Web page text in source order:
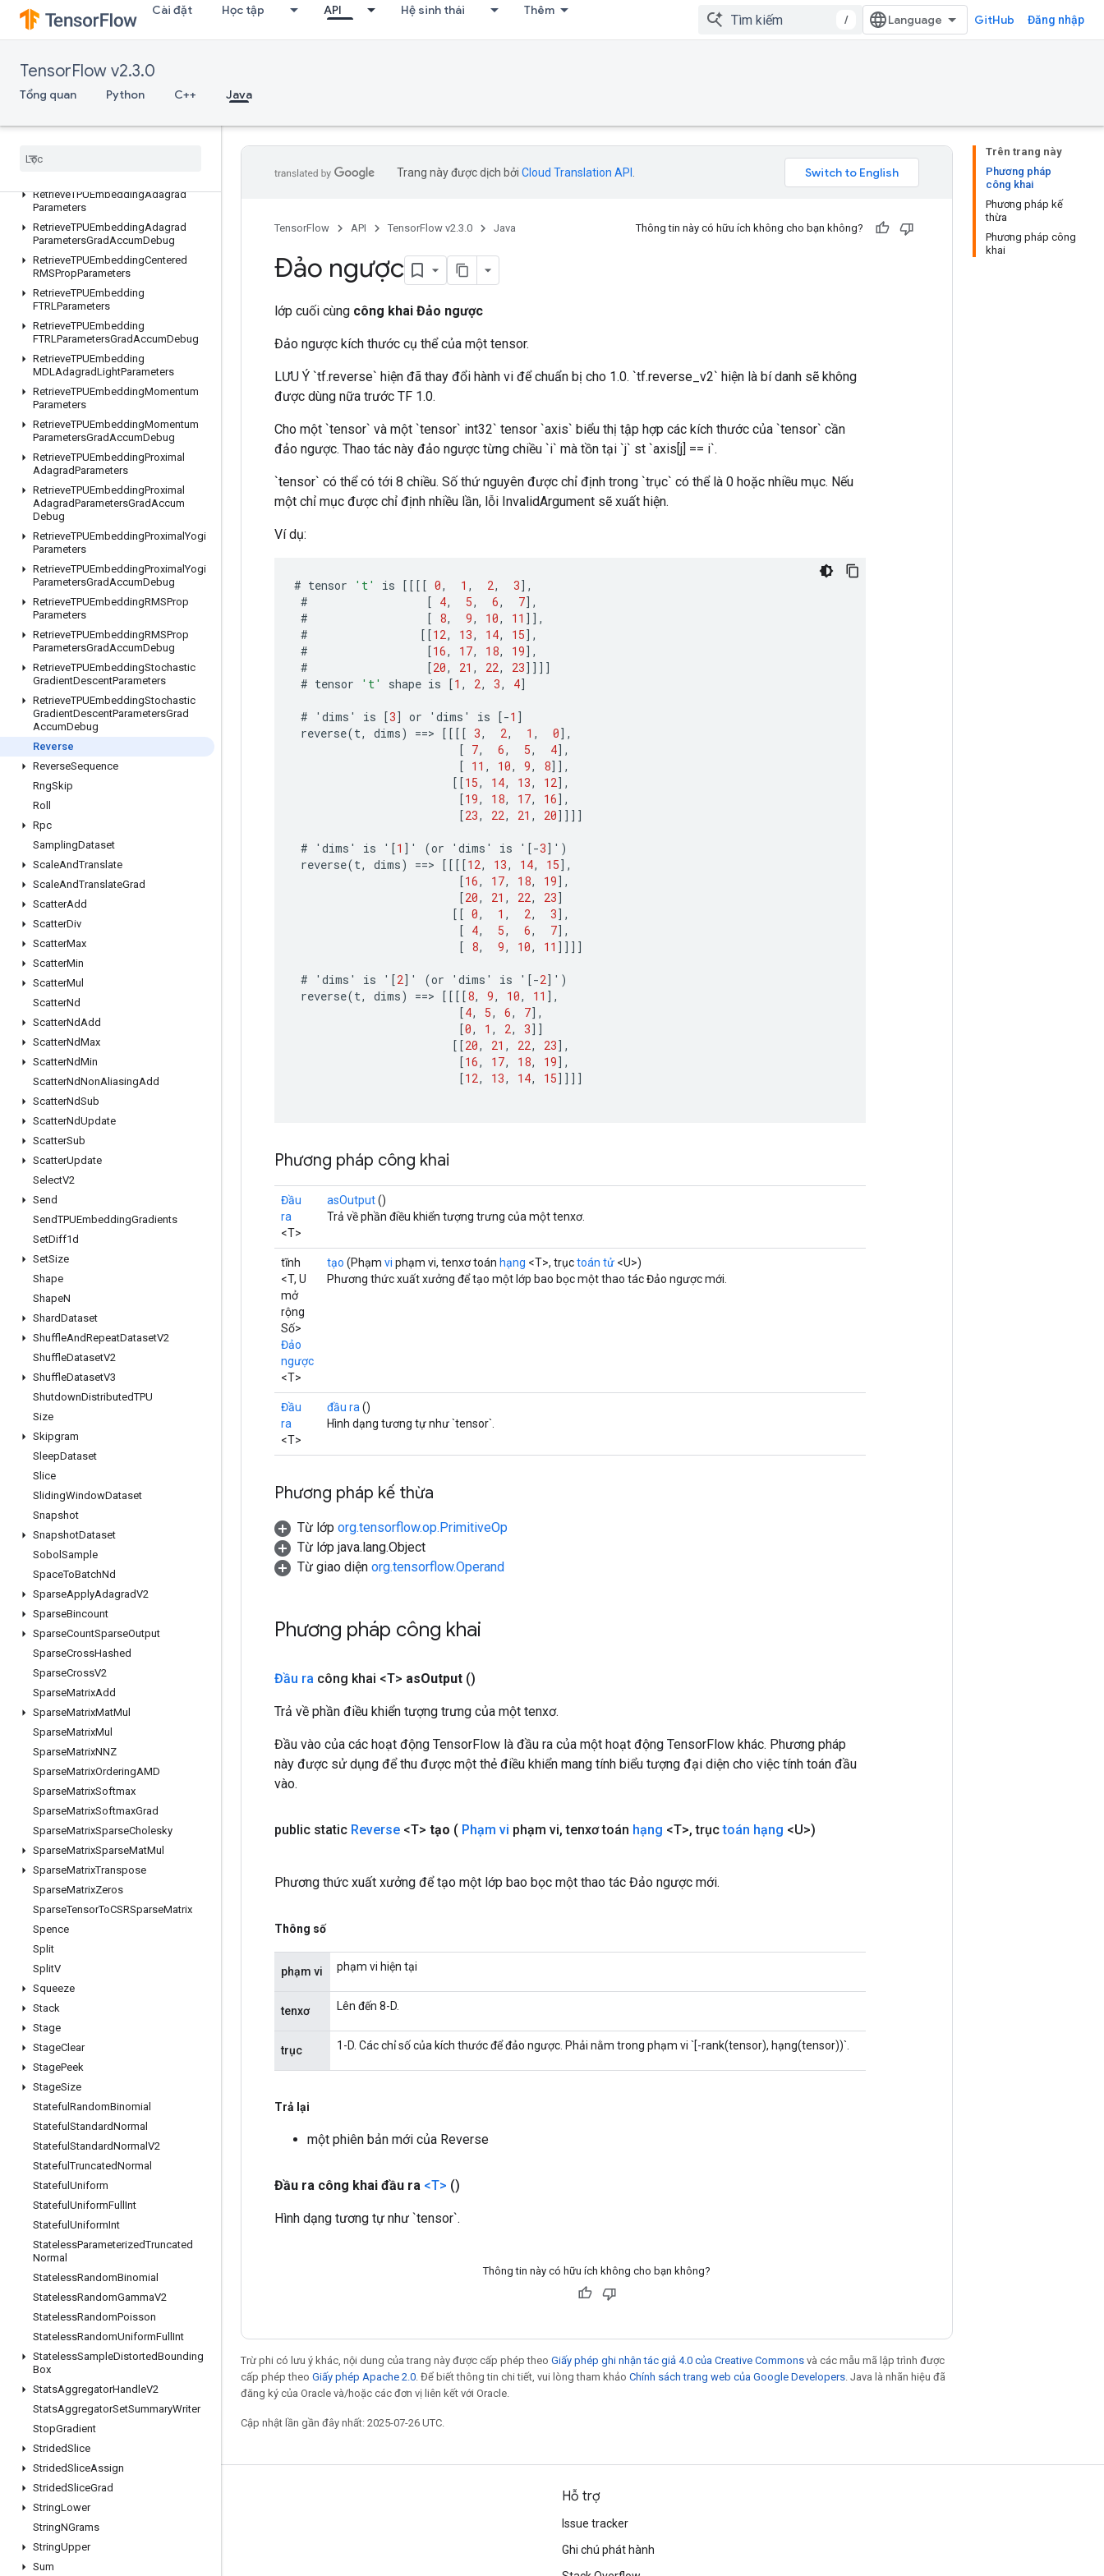
Cài đặt Học tập API Hệ sinh thái Thêm
/ GitHub Đăng nhập
TensorFlow v2.3.0
Tổng quan Python C++ Java
ResourceScatterUpdate
ResourceSparseApplyAdagradV2
ResourceStridedSliceAssign
RetrieveTPUEmbeddingADAMParameters
RetrieveTPUEmbeddingAdadelta
Retrieve
RetrieveTPUEmbeddingAdagrad
Parameters
RetrieveTPUEmbeddingAdagrad
ParametersGradAccumDebug
RetrieveTPUEmbeddingCentered
RMSPropParameters
RetrieveTPUEmbedding
FTRLParameters
RetrieveTPUEmbedding
FTRLParametersGradAccumDebug
RetrieveTPUEmbedding
MDLAdagradLightParameters
RetrieveTPUEmbeddingMomentum
Parameters
RetrieveTPUEmbeddingMomentum
ParametersGradAccumDebug
RetrieveTPUEmbeddingProximal
AdagradParameters
RetrieveTPUEmbeddingProximal
AdagradParametersGradAccum
Debug
RetrieveTPUEmbeddingProximalYogi
Parameters
RetrieveTPUEmbeddingProximalYogi
ParametersGradAccumDebug
RetrieveTPUEmbeddingRMSProp
Parameters
RetrieveTPUEmbeddingRMSProp
ParametersGradAccumDebug
RetrieveTPUEmbeddingStochastic
GradientDescentParameters
RetrieveTPUEmbeddingStochastic
GradientDescentParametersGrad
AccumDebug
Reverse
ReverseSequence
RngSkip
Roll
Rpc
SamplingDataset
ScaleAndTranslate
ScaleAndTranslateGrad
ScatterAdd
ScatterDiv
ScatterMax
ScatterMin
ScatterMul
ScatterNd
ScatterNdAdd
ScatterNdMax
ScatterNdMin
ScatterNdNonAliasingAdd
ScatterNdSub
ScatterNdUpdate
ScatterSub
ScatterUpdate
SelectV2
Send
SendTPUEmbeddingGradients
SetDiff1d
SetSize
Shape
ShapeN
ShardDataset
ShuffleAndRepeatDatasetV2
ShuffleDatasetV2
ShuffleDatasetV3
ShutdownDistributedTPU
Size
Skipgram
SleepDataset
Slice
SlidingWindowDataset
Snapshot
SnapshotDataset
Sobol Sample
SpaceToBatchNd
SparseApplyAdagradV2
SparseBincount
SparseCountSparseOutput
SparseCrossHashed
SparseCrossV2
SparseMatrixAdd
SparseMatrixMatMul
SparseMatrixMul
SparseMatrixNNZ
SparseMatrixOrderingAMD
SparseMatrixSoftmax
SparseMatrixSoftmaxGrad
SparseMatrixSparseCholesky
SparseMatrixSparseMatMul
SparseMatrixTranspose
SparseMatrixZeros
SparseTensorToCSRSparseMatrix
Spence
Split
SplitV
Squeeze
Stack
Stage
StageClear
StagePeek
StageSize
Stateful RandomBinomial
Stateful StandardNormal
Stateful StandardNormal V2
StatefulTruncatedNormal
Stateful Uniform
Stateful UniformFull Int
Stateful UniformInt
StatelessParameterizedTruncated
Normal
StatelessRandomBinomial
StatelessRandomGammaV2
StatelessRandomPoisson
StatelessRandomUniformFull Int
StatelessSampleDistortedBounding
Box
StatsAggregatorHandleV2
StatsAggregatorSetSummaryWriter
StopGradient
StridedSlice
StridedSliceAssign
StridedSliceGrad
StringLower
StringNGrams
StringUpper
Sum
Trên trang này
Phương pháp
công khai
Phương pháp kế
thừa
Phương pháp công
khai
Trang này được dịch bởi Cloud Translation API
TensorFlow API TensorFlow v2.3.0 Java Thông tin này có hữu ích không cho bạn không?
Đảo ngược
lớp cuối cùng công khai Đảo ngược
Đảo ngược kích thước cụ thể của một tensor.
LƯU Ý `tf.reverse` hiện đã thay đổi hành vi để chuẩn bị cho 1.0. `tf.reverse_v2` hiện là bí danh sẽ không
được dùng nữa trước TF 1.0.
Cho một `tensor` và một `tensor` int32` tensor `axis` biểu thị tập hợp các kích thước của `tensor` cần
đảo ngược. Thao tác này đảo ngược từng chiều `i` mà tồn tại `j` st `axis[j] == i`.
`tensor` có thể có tới 8 chiều. Số thứ nguyên được chỉ định trong `trục` có thể là 0 hoặc nhiều mục. Nếu
một chỉ mục được chỉ định nhiều lần, lỗi InvalidArgument sẽ xuất hiện.
Ví dụ:
# tensor 't' is [[[[ 0, 1 , 2, 3] ,
#
[ 4, 5, 6, 7] ,
#
[ 8, 9, 10, 11 ]] ,
#
[[12, 13, 14, 15] ,
#
[16, 17, 18, 19] ,
#
[20, 21 , 22, 23]]]]
# tensor 't' shape is [1 , 2, 3, 4]
# ' dims ' is [3] or ' dims ' is [-1 ]
reverse(t, dims) ==> [[[[ 3, 2, 1 , 0] ,
[ 7, 6, 5, 4] ,
[ 11 , 10, 9, 8]] ,
[[15, 14, 13, 12] ,
[19, 18, 17, 16] ,
[23, 22, 21 , 20]]]]
# ' dims ' is ' [1 ] ' (or ' dims ' is ' [-3] ' )
reverse(t, dims) ==> [[[[12, 13, 14, 15] ,
[16, 17, 18, 19] ,
[20, 21 , 22, 23]
[[ 0, 1 , 2, 3] ,
[ 4, 5, 6, 7] ,
[ 8, 9, 10, 11 ]]]]
# ' dims ' is ' [2] ' (or ' dims ' is ' [-2] ' )
reverse(t, dims) ==> [[[[8, 9, 10, 11 ] ,
[4, 5, 6, 7] ,
[0, 1 , 2, 3]]
[[20, 21 , 22, 23] ,
[16, 17, 18, 19] ,
[12, 13, 14, 15]]]]
Phương pháp công khai
Đầu
ra
<T>
asOutput()
Trả về phần điều khiển tượng trưng của một tenxơ.
tĩnh
<T, U
mở
rộng
Số>
Đảo
ngược
<T>
tạo (Phạm vi phạm vi, tenxơ toán hạng <T>, trụctoán tử <U>)
Phương thức xuất xưởng để tạo một lớp bao bọc một thao tác Đảo ngược mới.
Đầu
ra
<T>
đầu ra ()
Hình dạng tương tự như `tensor`.
Phương pháp kế thừa
Từ lớp org.tensorflow.op.PrimitiveOp
Từ lớp java.lang.Object
Từ giao diện org.tensorflow.Operand
Phương pháp công khai
Đầu ra công khai <T> asOutput ()
Trả về phần điều khiển tượng trưng của một tenxơ.
Đầu vào của các hoạt động TensorFlow là đầu ra của một hoạt động TensorFlow khác. Phương pháp
này được sử dụng để thu được một thẻ điều khiển mang tính biểu tượng đại diện cho việc tính toán đầu
vào.
public static Reverse <T> tạo ( Phạm vi phạm vi, tenxơ toán hạng <T>, trụctoán hạng <U>)
Phương thức xuất xưởng để tạo một lớp bao bọc một thao tác Đảo ngược mới.
Thông số
phạm vi phạm vi hiện tại
tenxơ Lên đến 8-D.
trục 1-D. Các chỉ số của kích thước để đảo ngược. Phải nằm trong phạm vi `[-rank(tensor), hạng(tensor))`.
Trả lại
một phiên bản mới của Reverse
Đầu ra công khai đầu ra <T> ()
Hình dạng tương tự như `tensor`.
Thông tin này có hữu ích không cho bạn không?
Trừ phi có lưu ý khác, nội dung của trang này được cấp phép theo Giấy phép ghi nhận tác giả 4.0 của Creative Commons và các mẫu mã lập trình được
cấp phép theo Giấy phép Apache 2.0 . Để biết thông tin chi tiết, vui lòng tham khảo Chính sách trang web của Google Developers . Java là nhãn hiệu đã
đăng ký của Oracle và/hoặc các đơn vị liên kết với Oracle.
Cập nhật lần gần đây nhất: 2025-07-26 UTC.
Giữ liên lạc
Blog
Diễn đàn
Hỗ trợ
Issue tracker
Ghi chú phát hành